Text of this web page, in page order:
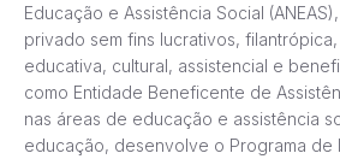
Educação e Assistência Social
privado sem fins lucrativos,
educativa, cultural, assistencial e
como Entidade Beneficente de
nas áreas de educação e assistência
educação, desenvolve o Programa de